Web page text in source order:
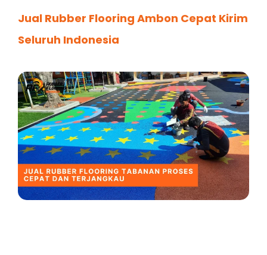
Jual Rubber Flooring Ambon Cepat Kirim
Seluruh Indonesia